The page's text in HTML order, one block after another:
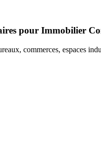
pour Immobilier
commerces, espaces